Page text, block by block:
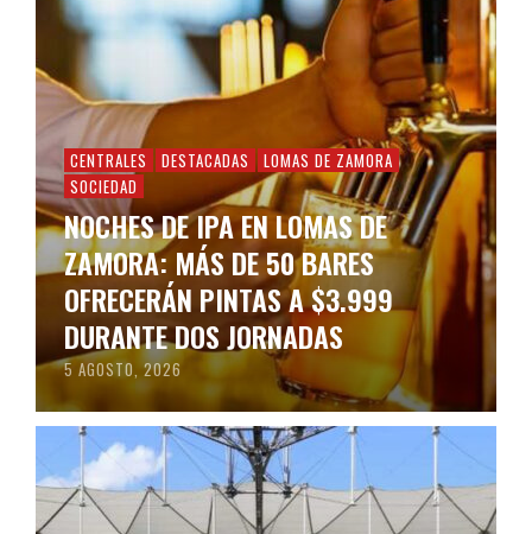
CENTRALES DESTACADAS
LOMAS DE ZAMORA
SOCIEDAD
NOCHES DE IPA EN LOMAS DE
ZAMORA: MÁS DE 50 BARES
OFRECERÁN PINTAS A $3.999
DURANTE DOS JORNADAS
5 AGOSTO, 2026